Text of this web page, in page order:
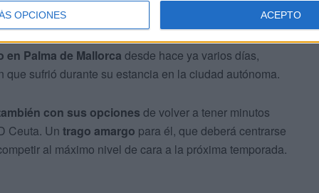
OPCIONES ACEPTO
El balear, cedido el pasado mercado de invierno
en Palma de Mallorca desde hace ya varios días,
sufrió durante su estancia en la ciudad autónoma.
con sus opciones de volver a tener minutos
Ceuta. Un trago amargo para él, que deberá centrarse
al máximo nivel de cara a la próxima temporada.